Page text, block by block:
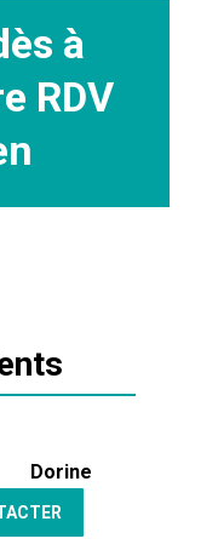
à
RDV
Dorine